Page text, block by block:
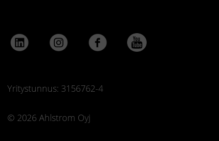
Yritystunnus: 3156762-4
© 2026 Ahlstrom Oyj